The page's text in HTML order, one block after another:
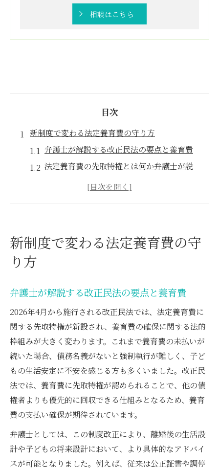
相談はこちら
目次
新制度で変わる法定養育費の守り方
弁護士が解説する改正民法の要点と養育費
法定養育費の先取特権とは何か弁護士が説
弁護士が語る離婚後の養育費請求の変化
弁護士が解説する先取特権の実務活用
養育費先取特権と強制執行の実務を弁護士
が解説
先取特権で養育費回収を強化する弁護士の
手法
弁護士が語る先取特権と養育費の回収戦略
改正民法での先取特権活用を弁護士が提案
改正民法下で養育費回収を確実にする方法
弁護士が示す改正民法での養育費回収戦略
れ
弁護士が教える未払い対策と先取特権の活
新制度で変わる法定養育費の守
り方
弁護士が解説する改正民法の要点と養育費
2026年4月から施行される改正民法では、法定養育費に
関する先取特権が新設され、養育費の確保に関する法的
枠組みが大きく変わります。これまで養育費の未払いが
続いた場合、債務名義がないと強制執行が難しく、子ど
もの生活安定に不安を感じる方も多くいました。改正民
法では、養育費に先取特権が認められることで、他の債
権者よりも優先的に回収できる仕組みとなるため、養育
費の支払い確保が期待されています。
弁護士としては、この制度改正により、離婚後の生活設
計や子どもの将来設計において、より具体的なアドバイ
スが可能となりました。例えば、従来は公正証書や調停